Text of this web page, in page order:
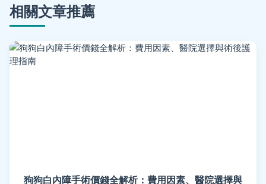
相關文章推薦
狗狗白內障手術價錢全解析：費用因素、醫院選擇與